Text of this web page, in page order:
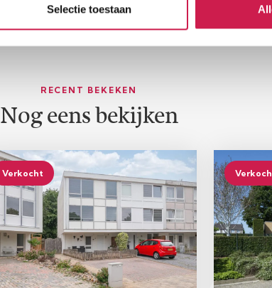
Selectie toestaan
RECENT BEKEKEN
Nog eens bekijken
Verkocht